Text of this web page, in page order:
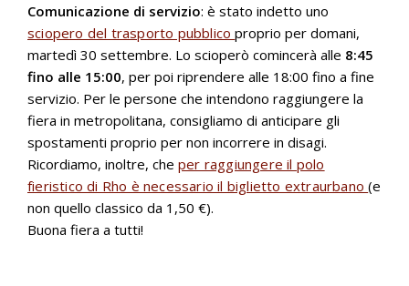
Comunicazione di servizio: è stato indetto uno
sciopero del trasporto pubblicoproprio per domani,
martedì 30 settembre. Lo scioperò comincerà alle 8:45
fino alle 15:00, per poi riprendere alle 18:00 fino a fine
servizio. Per le persone che intendono raggiungere la
fiera in metropolitana, consigliamo di anticipare gli
spostamenti proprio per non incorrere in disagi.
Ricordiamo, inoltre, che per raggiungere il polo
fieristico di Rho è necessario il biglietto extraurbano(e
non quello classico da 1,50 €).
Buona fiera a tutti!